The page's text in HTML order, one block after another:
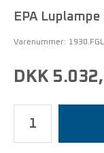
EPA Luplampe
Varenummer: 1930.FGL
DKK